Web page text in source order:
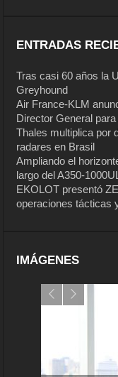
ENTRADAS
Tras casi 60 años la
Greyhound
Air France-KLM
Director General
Thales multiplica por
radares en Brasil
Ampliando el
largo del A350-
EKOLOT presentó
operaciones tácticas
IMÁGENES